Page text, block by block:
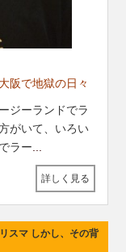
阪で地獄の日々
ジーランドでラ
がいて、いろい
ラー
詳しく見る
スマ しかし、その背